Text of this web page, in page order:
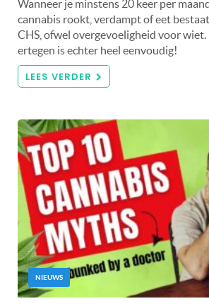
Wanneer je minstens 20 keer per
cannabis rookt, verdampt of eet
CHS, ofwel overgevoeligheid voor wiet.
ertegen is echter heel eenvoudig!
LEES VERDER
NIEUWS